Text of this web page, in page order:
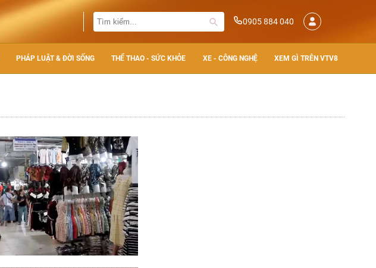
0905 884 040
PHÁP LUẬT & ĐỜI SỐNG THỂ THAO - SỨC KHỎE XE - CÔNG NGHỆ XEM GÌ TRÊN VTV8